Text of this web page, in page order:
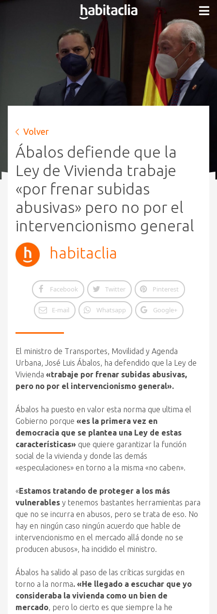
Volver
Ábalos defiende que la
Ley de Vivienda trabaje
«por frenar subidas
abusivas» pero no por el
intervencionismo general
habitaclia
Facebook Twitter Pinterest
E-mail Whatsapp Google+
El ministro de Transportes, Movilidad y Agenda
Urbana, José Luis Ábalos, ha defendido que la Ley de
Vivienda «trabaje por frenar subidas abusivas,
pero no por el intervencionismo general».
Ábalos ha puesto en valor esta norma que ultima el
Gobierno porque «es la primera vez en
democracia que se plantea una Ley de estas
características» que quiere garantizar la función
social de la vivienda y donde las demás
«especulaciones» en torno a la misma «no caben».
«Estamos tratando de proteger a los más
vulnerables y tenemos bastantes herramientas para
que no se incurra en abusos, pero se trata de eso. No
hay en ningún caso ningún acuerdo que hable de
intervencionismo en el mercado allá donde no se
producen abusos», ha incidido el ministro.
Ábalos ha salido al paso de las críticas surgidas en
torno a la norma. «He llegado a escuchar que yo
consideraba la vivienda como un bien de
mercado, pero lo cierto es que siempre la he